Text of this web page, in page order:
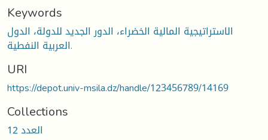
Keywords
الاستراتيجية المالية الخضراء، الدور الجديد للدولة، الدول
العربية النفطية.
URI
https://depot.univ-msila.dz/handle/123456789/14169
Collections
العدد 12